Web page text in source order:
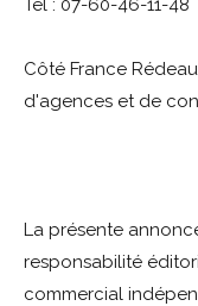
Côté France
d'agences et de
La présente
responsabilité
commercial